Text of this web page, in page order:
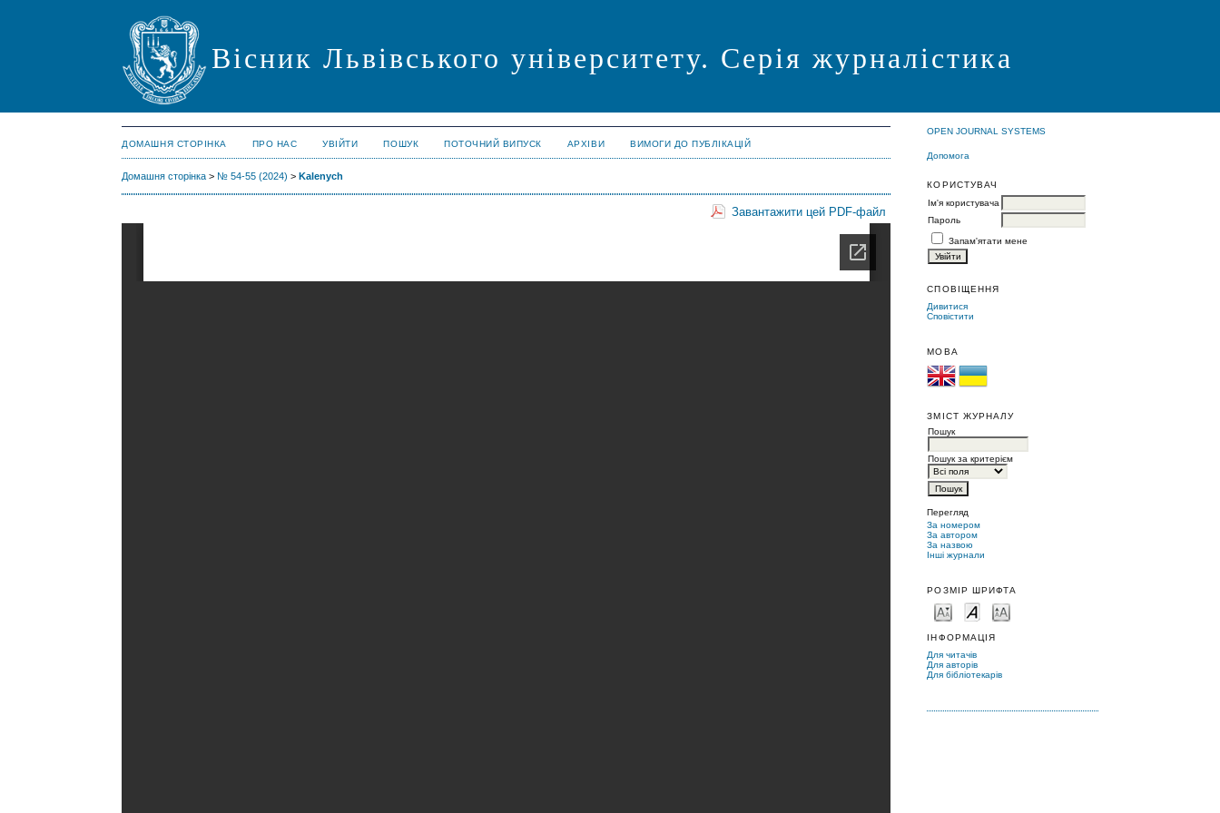
Вісник Львівського університету. Серія журналістика
OPEN JOURNAL SYSTEMS
Допомога
КОРИСТУВАЧ
Ім'я користувача
Пароль
Запам'ятати мене
СПОВІЩЕННЯ
Дивитися
Сповістити
МОВА
ЗМІСТ ЖУРНАЛУ
Пошук
Пошук за критерієм
Перегляд
За номером
За автором
За назвою
Інші журнали
РОЗМІР ШРИФТА
ІНФОРМАЦІЯ
Для читачів
Для авторів
Для бібліотекарів
ДОМАШНЯ СТОРІНКА ПРО НАС УВІЙТИ ПОШУК ПОТОЧНИЙ ВИПУСК АРХІВИ ВИМОГИ ДО ПУБЛІКАЦІЙ
Домашня сторінка > № 54-55 (2024) >Kalenych
Завантажити цей PDF-файл